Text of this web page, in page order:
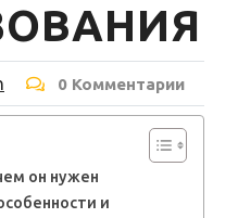
0 Комментарии
он нужен
и